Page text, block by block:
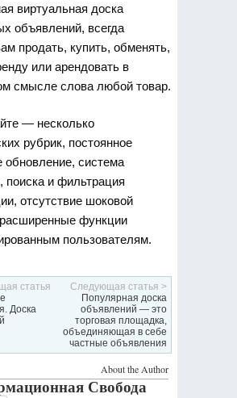
виртуальная доска
объявлений, всегда
продать, купить, обменять,
или арендовать в
смысле слова любой товар.
— несколько
рубрик, постоянное
обновление, система
поиска и фильтрация
отсутствие шоковой
функции
пользователям.
статья
Доска
Следующая статья >
Популярная доска
объявлений — это
торговая площадка,
объединяющая в себе
частные объявления
About the Author
Свобода